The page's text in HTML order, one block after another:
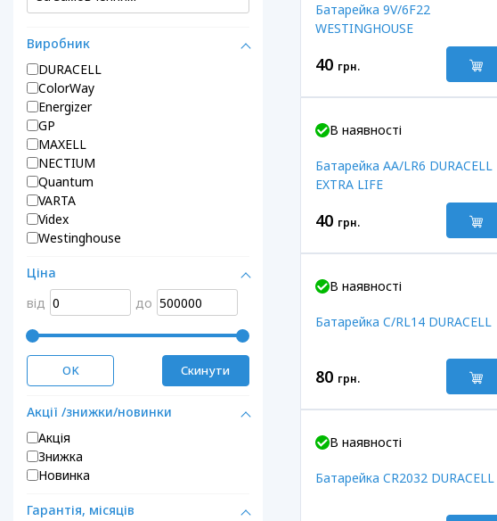
Виробник
DURACELL
ColorWay
Energizer
GP
MAXELL
NECTIUM
Quantum
VARTA
Videx
Westinghouse
Ціна
від
до
OK Скинути
Акції /знижки/новинки
Акція
Знижка
Новинка
Гарантія, місяців
Батарейка 9V/6F22
WESTINGHOUSE
40 грн.
В наявності
Батарейка AA/LR6 DURACELL
EXTRA LIFE
40 грн.
В наявності
Батарейка C/RL14 DURACELL
80 грн.
В наявності
Батарейка CR2032 DURACELL